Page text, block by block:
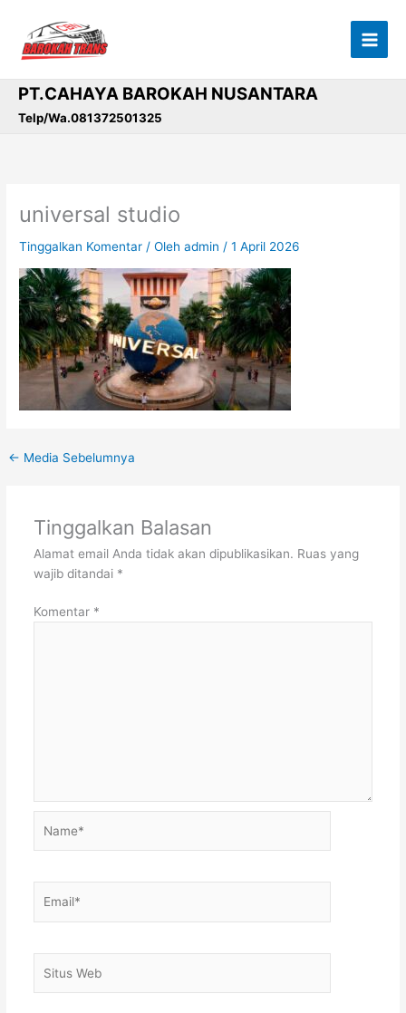
konten
PT.CAHAYA BAROKAH NUSANTARA
Telp/Wa.081372501325
universal studio
Tinggalkan Komentar / Olehadmin /1 April 2026
← Media Sebelumnya
Tinggalkan Balasan
Alamat email Anda tidak akan dipublikasikan. Ruas yang
wajib ditandai *
Komentar *
Web